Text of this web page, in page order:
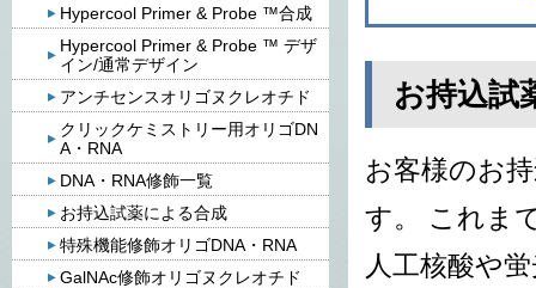
Hypercool Primer & Probe ™合成
Hypercool Primer & Probe ™ デザ
イン/通常デザイン
アンチセンスオリゴヌクレオチド
クリックケミストリー用オリゴDN
A・RNA
DNA・RNA修飾一覧
お持込試薬による合成
特殊機能修飾オリゴDNA・RNA
GalNAc修飾オリゴヌクレオチド
お持込試
お客様のお
す。 これま
人工核酸や